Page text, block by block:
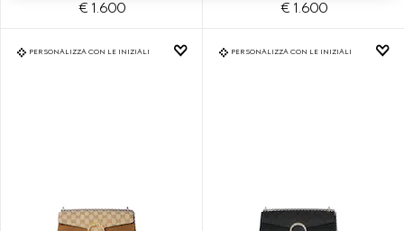
€ 1.600 € 1.600
PERSONALIZZA CON LE INIZIALI PERSONALIZZA CON LE INIZIALI